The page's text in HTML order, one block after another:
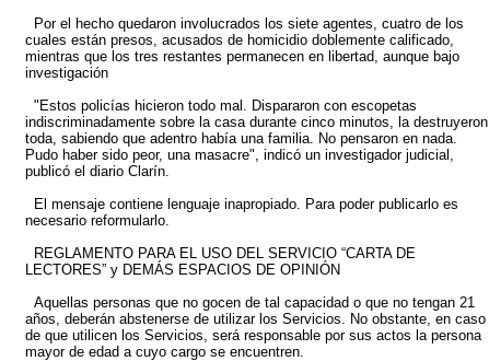
Por el hecho quedaron involucrados los siete agentes, cuatro de los
cuales están presos, acusados de homicidio doblemente calificado,
mientras que los tres restantes permanecen en libertad, aunque bajo
investigación
"Estos policías hicieron todo mal. Dispararon con escopetas
indiscriminadamente sobre la casa durante cinco minutos, la destruyeron
toda, sabiendo que adentro había una familia. No pensaron en nada.
Pudo haber sido peor, una masacre", indicó un investigador judicial,
publicó el diario Clarín.
El mensaje contiene lenguaje inapropiado. Para poder publicarlo es
necesario reformularlo.
REGLAMENTO PARA EL USO DEL SERVICIO “CARTA DE
LECTORES” y DEMÁS ESPACIOS DE OPINIÓN
Aquellas personas que no gocen de tal capacidad o que no tengan 21
años, deberán abstenerse de utilizar los Servicios. No obstante, en caso
de que utilicen los Servicios, será responsable por sus actos la persona
mayor de edad a cuyo cargo se encuentren.